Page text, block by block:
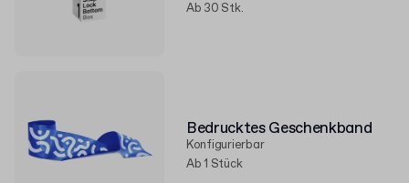
Ab 30 Stk.
Bedrucktes Geschenkband
Konfigurierbar
Ab 1 Stück